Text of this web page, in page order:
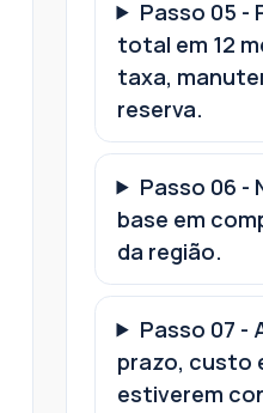
Passo 05 -
total em 12
taxa,
reserva.
Passo 06 -
base em
da região.
Passo 07 -
prazo, custo
estiverem